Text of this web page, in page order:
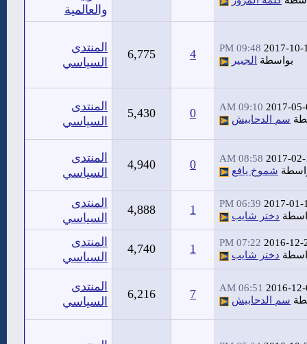
والعالمية
2017-10-
09:48 PM
بواسطة
الجبير 4
6,775
المنتدى
السياسي
2017-
09:10 AM
سم الدحابيش 0
5,430
المنتدى
السياسي
2017-
08:58 AM
شموخ يافع 0
4,940
المنتدى
السياسي
2017-01-
06:39 PM
دختر شايب 1
4,888
المنتدى
السياسي
2016-12-
07:22 PM
دختر شايب 1
4,740
المنتدى
السياسي
2016-
06:51 AM
سم الدحابيش 7
6,216
المنتدى
السياسي